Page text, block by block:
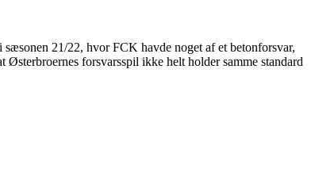
21/22, hvor FCK havde noget af et betonforsvar,
forsvarsspil ikke helt holder samme standard